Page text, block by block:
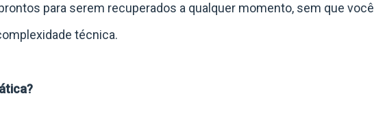
para serem recuperados a qualquer momento, sem que você
técnica.